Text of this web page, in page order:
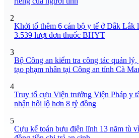
2
Khởi tố thêm 6 cán bộ y tế ở Đắk Lắk
3.539 lượt đơn thuốc BHYT
3
Bộ Công an kiểm tra công tác quản
tạo phạm nhân tại Công an tỉnh Cà
4
Truy tố cựu Viện trưởng Viện Pháp y
nhận hối lộ hơn 8 tỷ đồng
5
Cựu kế toán bưu điện lĩnh 13 năm tù